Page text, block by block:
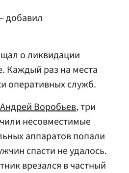
добавил
о ликвидации
Каждый раз на места
оперативных служб.
Андрей Воробьев, три
несовместимые
аппаратов попали
спасти не удалось.
врезался в частный